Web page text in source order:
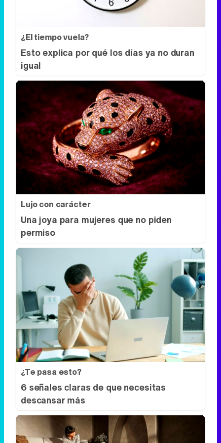
¿El tiempo vuela?
Esto explica por qué los días ya no duran
igual
Lujo con carácter
Una joya para mujeres que no piden
permiso
¿Te pasa esto?
6 señales claras de que necesitas
descansar más